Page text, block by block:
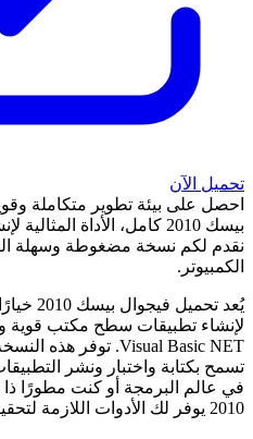
تحميل الآن
احصل على بيئة تطوير متكاملة
بيسك 2010 كامل، الأداة
نقدم لكم نسخة مضغوطة وسهلة
الكمبيوتر.
يُعد
لإنشاء تطبيقات سطح مكتب قوية
تسمح بكتابة واختبار ونشر
في عالم البرمجة أو كنت مطورًا
2010 يوفر لك الأدوات اللازمة لتحقيق أهدافك.